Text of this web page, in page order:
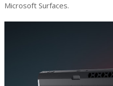
Microsoft Surfaces.